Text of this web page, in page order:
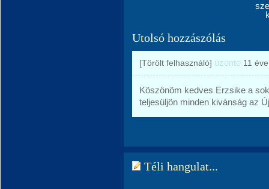
Utolsó hozzászólás
[Törölt felhasználó] üzente 11 éve
Köszönöm kedves Erzsike a
teljesüljön minden kivánság az
Téli hangulat...